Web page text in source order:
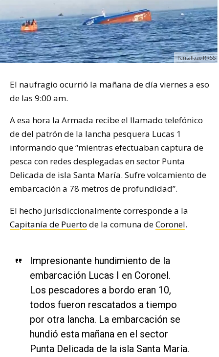
Pantallazo RRSS
El naufragio ocurrió la mañana de día viernes a eso
de las 9:00 am.
A esa hora la Armada recibe el llamado telefónico
de del patrón de la lancha pesquera Lucas 1
informando que “mientras efectuaban captura de
pesca con redes desplegadas en sector Punta
Delicada de isla Santa María. Sufre volcamiento de
embarcación a 78 metros de profundidad”.
El hecho jurisdiccionalmente corresponde a la
Capitanía de Puerto de la comuna deCoronel.
Impresionante hundimiento de la
embarcación Lucas I en Coronel.
Los pescadores a bordo eran 10,
todos fueron rescatados a tiempo
por otra lancha. La embarcación se
hundió esta mañana en el sector
Punta Delicada de la isla Santa María.